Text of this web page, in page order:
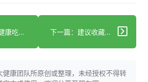
上一篇：想健康吃西式早餐？这些搭配和建议快收好！ 下一篇：建议收藏！旅途中科学应对流感的全流程指南！
健康团队所原创或整理，未经授权不得转